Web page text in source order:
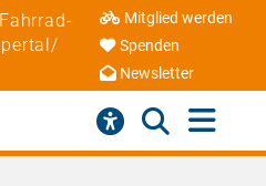
Mitglied werden
Spenden
Newsletter